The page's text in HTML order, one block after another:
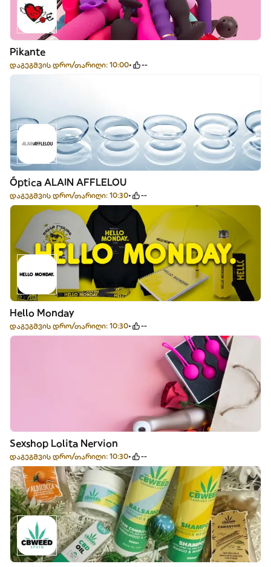
Pikante
დაგეგმვის დრო/თარიღი: 10:00 --
Óptica ALAIN AFFLELOU
დაგეგმვის დრო/თარიღი: 10:30 --
Hello Monday
დაგეგმვის დრო/თარიღი: 10:30 --
Sexshop Lolita Nervion
დაგეგმვის დრო/თარიღი: 10:30 --